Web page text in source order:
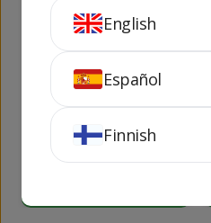
Redbreast 12 Year
Old
40%
English
Español
Finnish